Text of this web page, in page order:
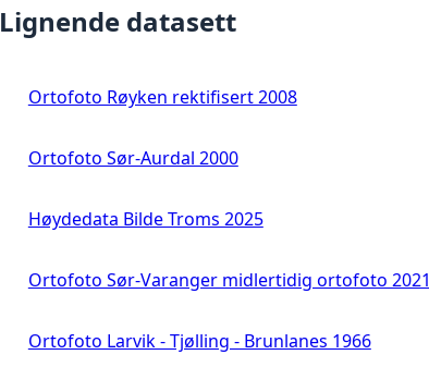
Lignende datasett
Ortofoto Røyken rektifisert 2008
Ortofoto Sør-Aurdal 2000
Høydedata Bilde Troms 2025
Ortofoto Sør-Varanger midlertidig ortofoto 2021
Ortofoto Larvik - Tjølling - Brunlanes 1966